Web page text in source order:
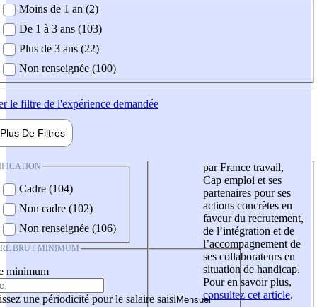
demandée
Moins de 1 an (2)
De 1 à 3 ans (103)
Plus de 3 ans (22)
Non renseignée (100)
le filtre de l'expérience demandée
Plus De Filtres
Cadre (104)
Non cadre (102)
Non renseignée (106)
BRUT MINIMUM
minimum
une périodicité pour le salaire saisi
par France travail,
Cap emploi et ses
partenaires pour ses
actions concrètes en
faveur du recrutement,
de l’intégration et de
l’accompagnement de
ses collaborateurs en
situation de handicap.
Pour en savoir plus,
consultez cet article.